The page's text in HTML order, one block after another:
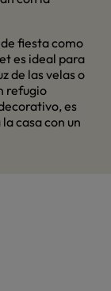
fiesta como
es ideal para
de las velas o
refugio
es
casa con un